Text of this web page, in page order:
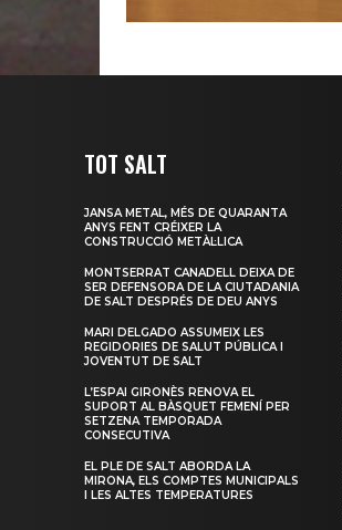
TOT SALT
JANSA METAL, MÉS DE QUARANTA
ANYS FENT CRÉIXER LA
CONSTRUCCIÓ METÀL·LICA
MONTSERRAT CANADELL DEIXA DE
SER DEFENSORA DE LA CIUTADANIA
DE SALT DESPRÉS DE DEU ANYS
MARI DELGADO ASSUMEIX LES
REGIDORIES DE SALUT PÚBLICA I
JOVENTUT DE SALT
L’ESPAI GIRONÈS RENOVA EL
SUPORT AL BÀSQUET FEMENÍ PER
SETZENA TEMPORADA
CONSECUTIVA
EL PLE DE SALT ABORDA LA
MIRONA, ELS COMPTES MUNICIPALS
I LES ALTES TEMPERATURES